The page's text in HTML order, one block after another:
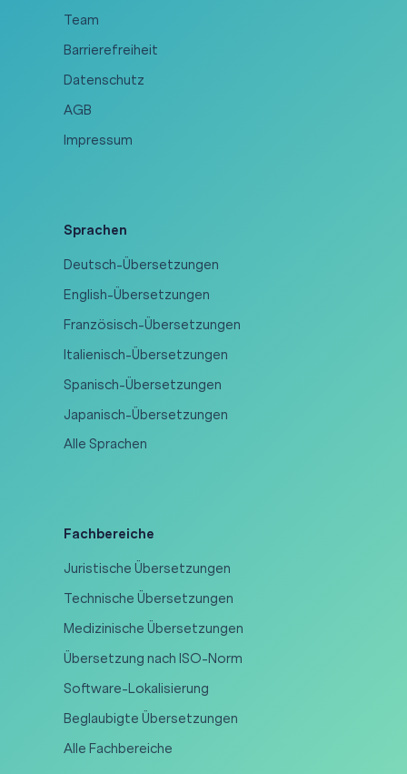
Team
Barrierefreiheit
Datenschutz
AGB
Impressum
Sprachen
Deutsch-Übersetzungen
English-Übersetzungen
Französisch-Übersetzungen
Italienisch-Übersetzungen
Spanisch-Übersetzungen
Japanisch-Übersetzungen
Alle Sprachen
Fachbereiche
Juristische Übersetzungen
Technische Übersetzungen
Medizinische Übersetzungen
Übersetzung nach ISO-Norm
Software-Lokalisierung
Beglaubigte Übersetzungen
Alle Fachbereiche